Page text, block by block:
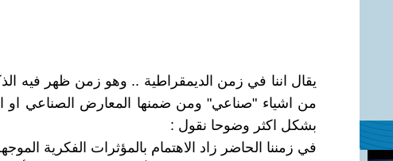
يقال اننا في زمن الديمقراطية .. وهو زمن ظهر فيه
من اشياء "صناعي" ومن ضمنها المعارض الصناعي او
بشكل اكثر وضوحا نقول :
في زمننا الحاضر زاد الاهتمام بالمؤثرات الفكرية